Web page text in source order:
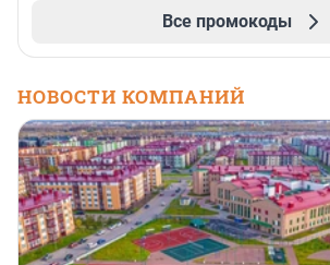
Все промокоды
НОВОСТИ КОМПАНИЙ